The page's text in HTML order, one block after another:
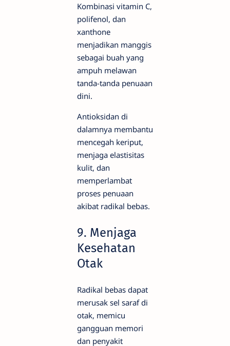
Kombinasi vitamin C,
polifenol, dan
xanthone
menjadikan manggis
sebagai buah yang
ampuh melawan
tanda-tanda penuaan
dini.
Antioksidan di
dalamnya membantu
mencegah keriput,
menjaga elastisitas
kulit, dan
memperlambat
proses penuaan
akibat radikal bebas.
9. Menjaga
Kesehatan
Otak
Radikal bebas dapat
merusak sel saraf di
otak, memicu
gangguan memori
dan penyakit